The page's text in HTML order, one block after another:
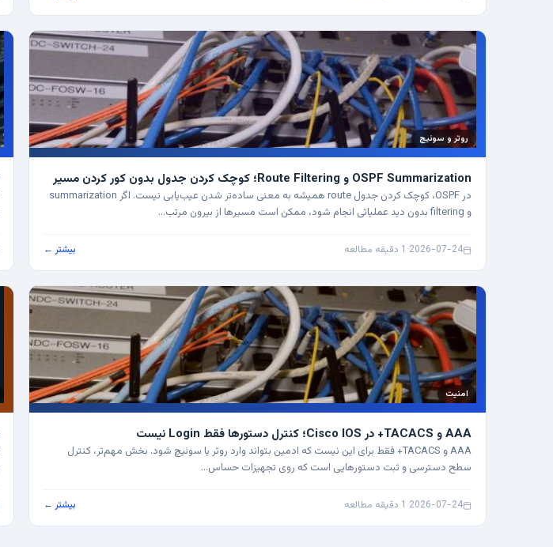
روتر و سوئیچ
OSPF Summarization و Route Filtering؛ کوچک کردن جدول بدون کور کردن مسیر
در OSPF، کوچک کردن جدول route همیشه به معنی ساده‌تر شدن عیب‌یابی نیست. اگر summarization
و filtering بدون دید عملیاتی انجام شود، ممکن است مسیرها از بیرون مرتب…
2026-07-24
· 1 دقیقه مطالعه بیشتر ←
امنیت
AAA و TACACS+ در Cisco IOS؛ کنترل دستورها فقط Login نیست
AAA و TACACS+ فقط برای این نیست که ادمین بتواند وارد روتر یا سوئیچ شود. بخش مهم‌تر، کنترل
سطح دسترسی و ثبت دستورهایی است که روی تجهیزات حساس…
2026-07-24
· 1 دقیقه مطالعه بیشتر ←